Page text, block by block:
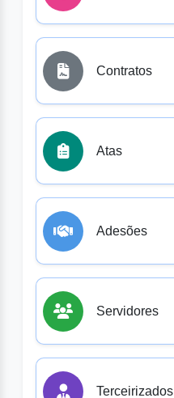
Contratos
Atas
Adesões
Servidores
Terceirizados